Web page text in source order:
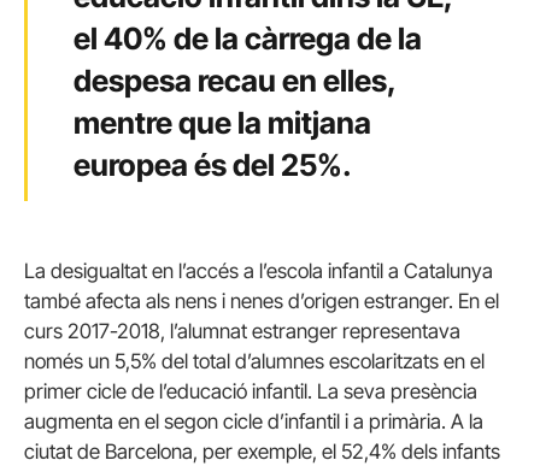
el 40% de la càrrega de la
despesa recau en elles,
mentre que la mitjana
europea és del 25%.
La desigualtat en l’accés a l’escola infantil a Catalunya
també afecta als nens i nenes d’origen estranger. En el
curs 2017-2018, l’alumnat estranger representava
només un 5,5% del total d’alumnes escolaritzats en el
primer cicle de l’educació infantil. La seva presència
augmenta en el segon cicle d’infantil i a primària. A la
ciutat de Barcelona, per exemple, el 52,4% dels infants